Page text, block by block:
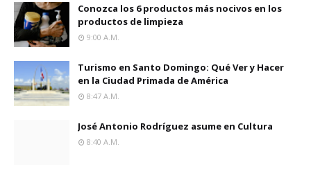
Conozca los 6 productos más nocivos en los
productos de limpieza
9:00 A.m.
Turismo en Santo Domingo: Qué Ver y Hacer
en la Ciudad Primada de América
8:47 A.m.
José Antonio Rodríguez asume en Cultura
8:40 A.m.